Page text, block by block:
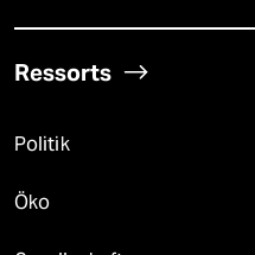
Ressorts
Politik
Öko